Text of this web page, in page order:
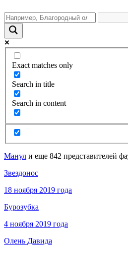
Exact matches only
Search in title
Search in content
Манул и еще 842 представителей
Звездонос
18 ноября 2019 года
Бурозубка
4 ноября 2019 года
Олень Давида